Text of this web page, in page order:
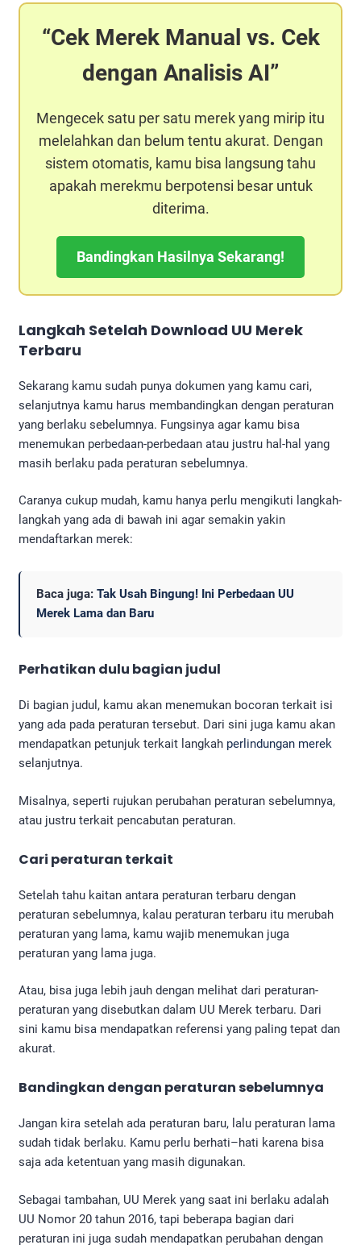
Cek Merek Manual vs. Cek
dengan Analisis AI
Mengecek satu per satu merek yang mirip itu
melelahkan dan belum tentu akurat. Dengan
sistem otomatis, kamu bisa langsung tahu
apakah merekmu berpotensi besar untuk
diterima.
Bandingkan Hasilnya Sekarang!
Langkah Setelah Download UU Merek
Terbaru
Sekarang kamu sudah punya dokumen yang kamu cari,
selanjutnya kamu harus membandingkan dengan peraturan
yang berlaku sebelumnya. Fungsinya agar kamu bisa
menemukan perbedaan-perbedaan atau justru hal-hal yang
masih berlaku pada peraturan sebelumnya.
Caranya cukup mudah, kamu hanya perlu mengikuti langkah-
langkah yang ada di bawah ini agar semakin yakin
mendaftarkan merek:
Baca juga: Tak Usah Bingung! Ini Perbedaan UU
Merek Lama dan Baru
Perhatikan dulu bagian judul
Di bagian judul, kamu akan menemukan bocoran terkait isi
yang ada pada peraturan tersebut. Dari sini juga kamu akan
mendapatkan petunjuk terkait langkah perlindungan merek
selanjutnya.
Misalnya, seperti rujukan perubahan peraturan sebelumnya,
atau justru terkait pencabutan peraturan.
Cari peraturan terkait
Setelah tahu kaitan antara peraturan terbaru dengan
peraturan sebelumnya, kalau peraturan terbaru itu merubah
peraturan yang lama, kamu wajib menemukan juga
peraturan yang lama juga.
Atau, bisa juga lebih jauh dengan melihat dari peraturan-
peraturan yang disebutkan dalam UU Merek terbaru. Dari
sini kamu bisa mendapatkan referensi yang paling tepat dan
akurat.
Bandingkan dengan peraturan sebelumnya
Jangan kira setelah ada peraturan baru, lalu peraturan lama
sudah tidak berlaku. Kamu perlu berhati–hati karena bisa
saja ada ketentuan yang masih digunakan.
Sebagai tambahan, UU Merek yang saat ini berlaku adalah
UU Nomor 20 tahun 2016, tapi beberapa bagian dari
peraturan ini juga sudah mendapatkan perubahan dengan